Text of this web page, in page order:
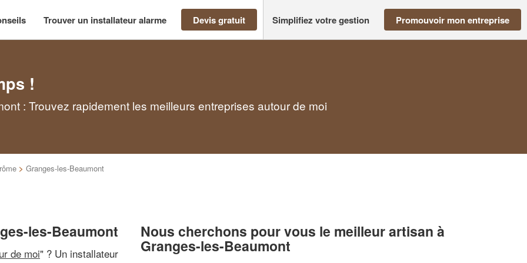
Trouver un installateur alarme Devis gratuit Simplifiez votre gestion Promouvoir mon entreprise
!
: Trouvez rapidement les meilleurs entreprises autour de moi
> Granges-les-Beaumont
les-Beaumont
de moi" ? Un installateur
Nous cherchons pour vous le meilleur artisan à
Granges-les-Beaumont